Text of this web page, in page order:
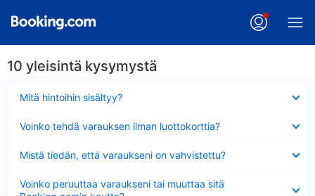
10 yleisintä kysymystä
Mitä hintoihin sisältyy?
Voinko tehdä varauksen ilman luottokorttia?
Mistä tiedän, että varaukseni on vahvistettu?
Voinko peruuttaa varaukseni tai muuttaa sitä